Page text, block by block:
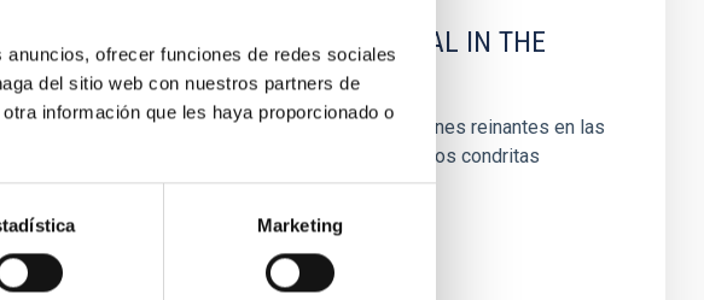
ofrecer funciones de redes sociales
del sitio web con nuestros partners de
información que les haya proporcionado o
Marketing
OF PRIMITIVE MATERIAL IN THE
su estudio nos ayuda a entender las condiciones reinantes en las
con espectros similares a los de los meteoritos condritas